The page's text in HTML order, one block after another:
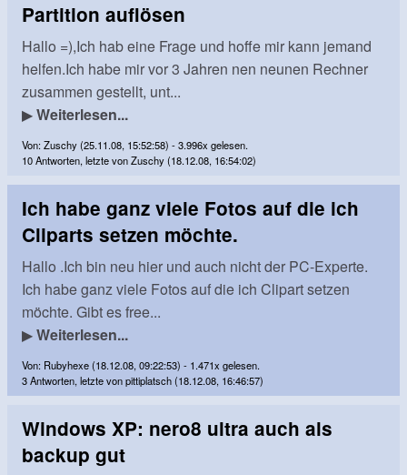
Partition auflösen
Hallo =),Ich hab eine Frage und hoffe mir kann jemand
helfen.Ich habe mir vor 3 Jahren nen neunen Rechner
zusammen gestellt, unt...
▶Weiterlesen...
Von: Zuschy (25.11.08, 15:52:58) - 3.996x gelesen.
10 Antworten, letzte von Zuschy (18.12.08, 16:54:02)
Ich habe ganz viele Fotos auf die ich
Cliparts setzen möchte.
Hallo .Ich bin neu hier und auch nicht der PC-Experte.
Ich habe ganz viele Fotos auf die ich Clipart setzen
möchte. Gibt es free...
▶Weiterlesen...
Von: Rubyhexe (18.12.08, 09:22:53) - 1.471x gelesen.
3 Antworten, letzte von pittiplatsch (18.12.08, 16:46:57)
Windows XP: nero8 ultra auch als
backup gut